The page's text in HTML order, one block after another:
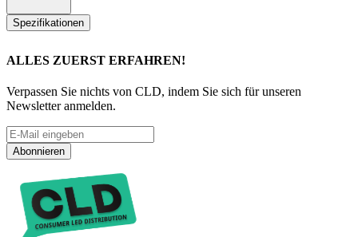
Spezifikationen
ALLES ZUERST ERFAHREN!
Verpassen Sie nichts von CLD, indem Sie sich für unseren
Newsletter anmelden.
Abonnieren